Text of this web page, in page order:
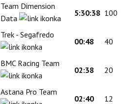
Team Dimension
Data
5:30:38 100
Trek - Segafredo
00:48 40
BMC Racing Team
02:38 20
Astana Pro Team
02:40 12